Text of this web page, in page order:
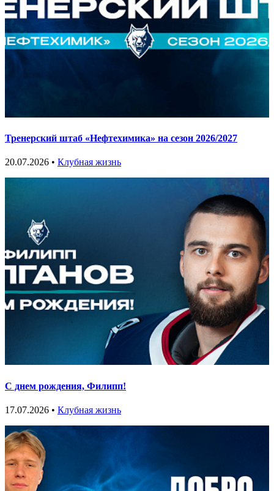
Тренерский штаб «Нефтехимика» на сезон 2026/2027
20.07.2026 • Клубная жизнь
С днем рождения, Филипп!
17.07.2026 • Клубная жизнь